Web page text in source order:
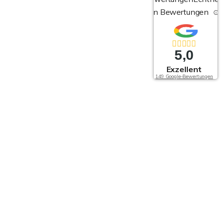
von Bewertungen
5,0
Exzellent
149 Google-Bewertungen